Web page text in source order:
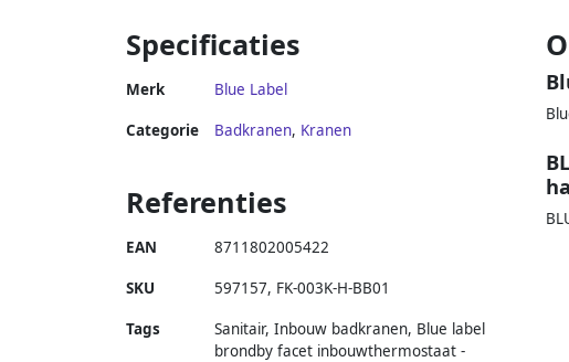
Specificaties
Merk Blue Label
Categorie Badkranen, Kranen
Referenties
EAN 8711802005422
SKU 597157, FK-003K-H-BB01
Tags
Sanitair, Inbouw badkranen, Blue label
brondby facet inbouwthermostaat -